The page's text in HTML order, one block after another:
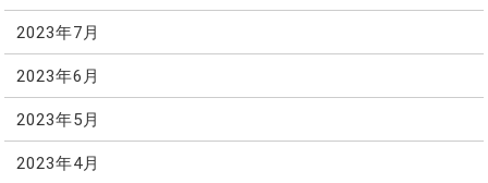
2023年7月
2023年6月
2023年5月
2023年4月